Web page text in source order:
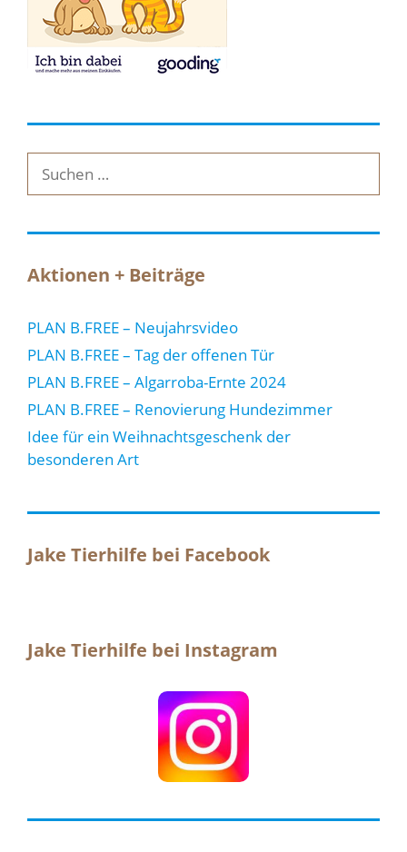
Suche
nach:
Aktionen + Beiträge
PLAN B.FREE – Neujahrsvideo
PLAN B.FREE – Tag der offenen Tür
PLAN B.FREE – Algarroba-Ernte 2024
PLAN B.FREE – Renovierung Hundezimmer
Idee für ein Weihnachtsgeschenk der
besonderen Art
Jake Tierhilfe bei Facebook
Jake Tierhilfe bei Instagram